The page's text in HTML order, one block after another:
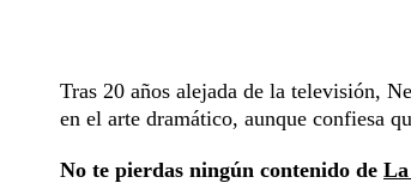
Tras 20 años alejada de la televisión,
en el arte dramático, aunque confiesa
No te pierdas ningún contenido de